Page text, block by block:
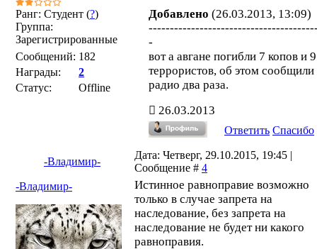
Ранг: Студент (?)
Группа:
Зарегистрированные
Сообщений: 182
Награды:
2
Статус:
Offline
Добавлено (26.03.2013, 13:09)
-
вот а авгане погибли 7 копов и 9
террористов, об этом сообщили
радио два раза.
26.03.2013
Ответить Спасибо
-Владимир-
Дата: Четверг, 29.10.2015, 19:45 |
Сообщение # 4
-Владимир-
Истинное равноправие возможно
только в случае запрета на
наследование, без запрета на
наследование не будет ни какого
равноправия.